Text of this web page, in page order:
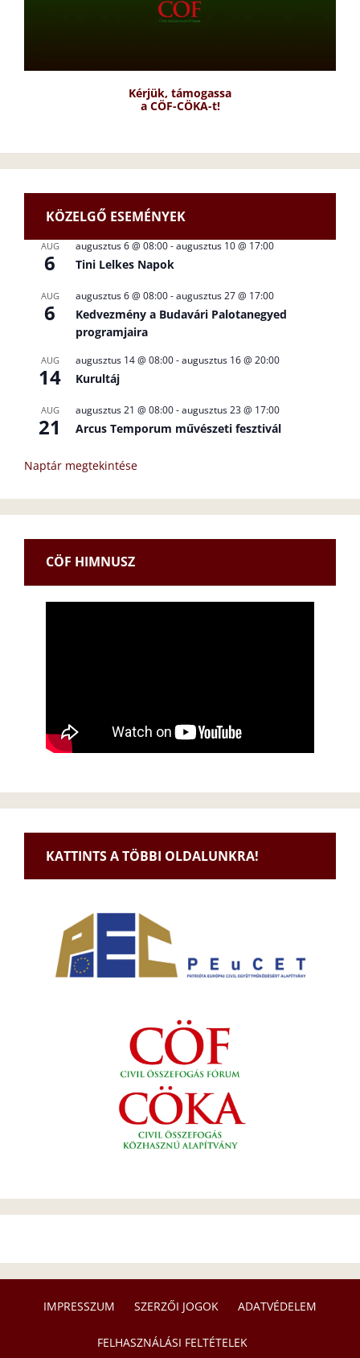
Kérjük, támogassa
a CÖF-CÖKA-t!
KÖZELGŐ ESEMÉNYEK
AUG
6
augusztus 6 @ 08:00-augusztus 10 @ 17:00
Tini Lelkes Napok
AUG
6
augusztus 6 @ 08:00-augusztus 27 @ 17:00
Kedvezmény a Budavári Palotanegyed
programjaira
AUG
14
augusztus 14 @ 08:00-augusztus 16 @ 20:00
Kurultáj
AUG
21
augusztus 21 @ 08:00-augusztus 23 @ 17:00
Arcus Temporum művészeti fesztivál
Naptár megtekintése
CÖF HIMNUSZ
KATTINTS A TÖBBI OLDALUNKRA!
IMPRESSZUM SZERZŐI JOGOK ADATVÉDELEM
FELHASZNÁLÁSI FELTÉTELEK